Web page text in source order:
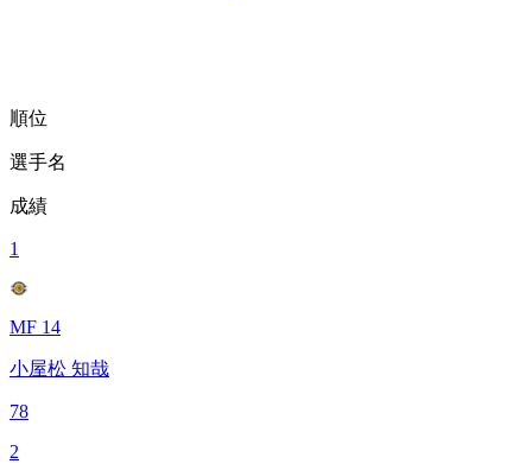
順位
選手名
成績
1
MF 14
小屋松 知哉
78
2